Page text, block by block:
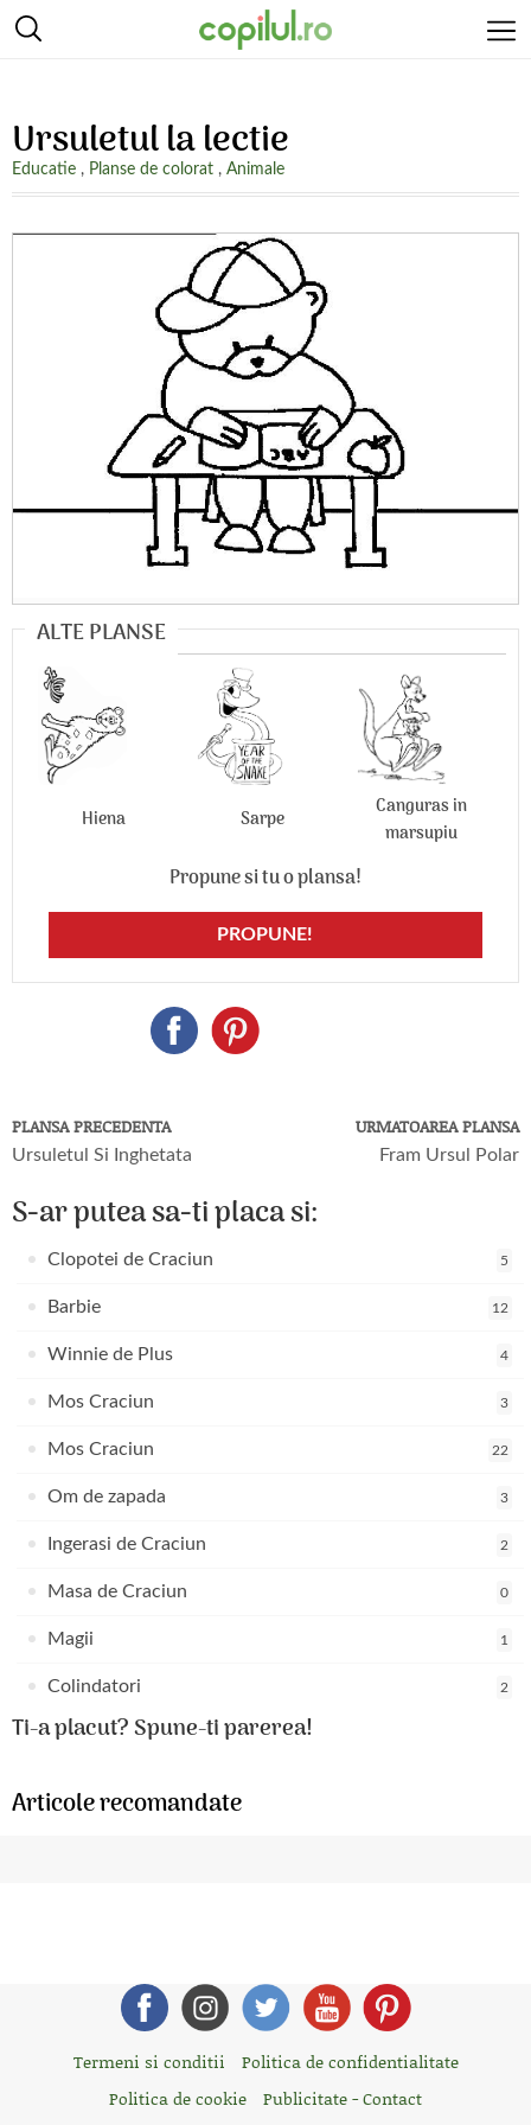
Ursuletul la lectie
Educatie , Planse de colorat , Animale
ALTE PLANSE
Hiena Sarpe
Canguras in
marsupiu
Propune si tu o plansa!
PROPUNE!
PLANSA PRECEDENTA
Ursuletul Si Inghetata
URMATOAREA PLANSA
Fram Ursul Polar
S-ar putea sa-ti placa si:
Clopotei de Craciun 5
Barbie 12
Winnie de Plus 4
Mos Craciun 3
Mos Craciun 22
Om de zapada 3
Ingerasi de Craciun 2
Masa de Craciun 0
Magii 1
Colindatori 2
Ti-a placut? Spune-ti parerea!
Articole recomandate
Termeni si conditii
Politica de confidentialitate
Politica de cookie
Publicitate - Contact